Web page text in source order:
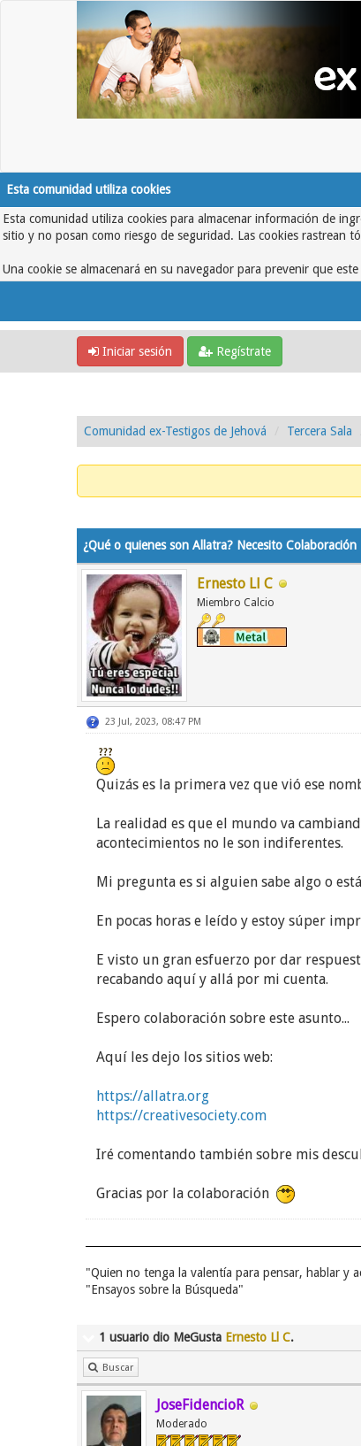
Esta comunidad utiliza cookies
Esta comunidad utiliza cookies para almacenar información de
sitio y no posan como riesgo de seguridad. Las cookies rastrean
Una cookie se almacenará en su navegador para prevenir que
Iniciar sesión Regístrate
Comunidad ex-Testigos de Jehová Tercera Sala
¿Qué o quienes son Allatra? Necesito Colaboración
Ernesto Ll C
Miembro Calcio
23 Jul, 2023, 08:47 PM
Quizás es la primera vez que vió ese
La realidad es que el mundo va
acontecimientos no le son indiferentes.
Mi pregunta es si alguien sabe algo o
En pocas horas e leído y estoy súper
E visto un gran esfuerzo por dar
recabando aquí y allá por mi cuenta.
Espero colaboración sobre este asunto...
Aquí les dejo los sitios web:
https://allatra.org
https://creativesociety.com
Iré comentando también sobre mis
Gracias por la colaboración
"Quien no tenga la valentía para pensar, hablar y
"Ensayos sobre la Búsqueda"
1 usuario dio MeGusta Ernesto Ll C.
Buscar
JoseFidencioR
Moderado